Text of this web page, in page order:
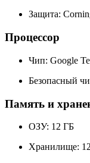
Защита:
Процессор
Чип: Google
Безопасный
Память и
ОЗУ: 12 ГБ
Хранилище: